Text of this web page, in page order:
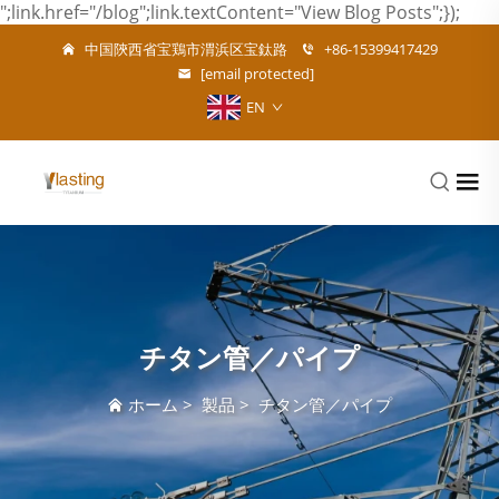
";link.href="/blog";link.textContent="View Blog Posts";});
中国陝西省宝鶏市渭浜区宝鈦路
+86-15399417429
[email protected]
EN
チタン管／パイプ
ホーム>製品 > チタン管／パイプ